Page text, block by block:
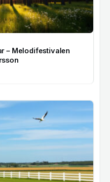
– Melodifestivalen